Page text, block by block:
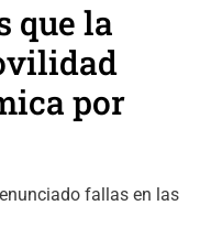
que la
por
fallas en las